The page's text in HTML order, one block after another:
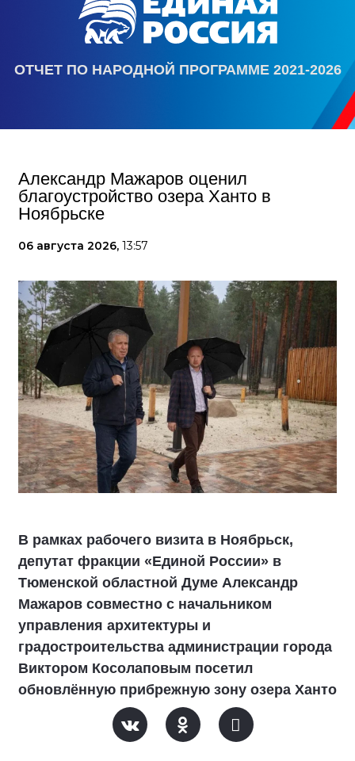
ОТЧЕТ ПО НАРОДНОЙ ПРОГРАММЕ 2021-2026
Александр Мажаров оценил
благоустройство озера Ханто в
Ноябрьске
06 августа 2026, 13:57
В рамках рабочего визита в Ноябрьск,
депутат фракции «Единой России» в
Тюменской областной Думе Александр
Мажаров совместно с начальником
управления архитектуры и
градостроительства администрации города
Виктором Косолаповым посетил
обновлённую прибрежную зону озера Ханто